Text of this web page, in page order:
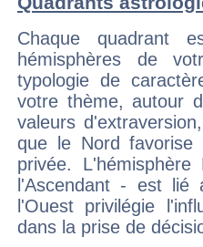
Chaque quadrant
hémisphères de
typologie de
votre thème, autour
valeurs
que le Nord favorise
privée.
l'Ascendant - est
l'Ouest privilégie
dans la prise de